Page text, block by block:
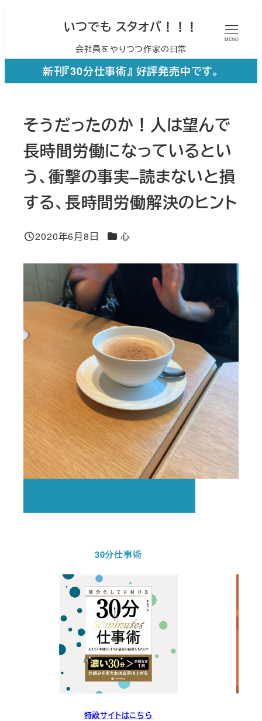
ン
いつでも スタオバ！！！
会社員をやりつつ作家の日常
MENU
新刊『30分仕事術』 好評発売中です。
そうだったのか！人は望んで
長時間労働になっているとい
う、衝撃の事実–読まないと損
する、長時間労働解決のヒント
投稿日
2020年6月8日 カテゴリー
心
30分仕事術
特設サイトはこちら